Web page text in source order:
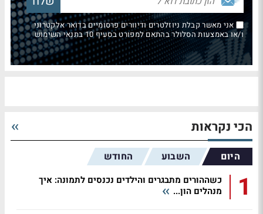
אני מאשר קבלת ניוזלטרים ודיוורים פרסומיים בדואר אלקטרוני
ו/או באמצעות הסלולר בהתאם למפורט בסעיף 10 בתנאי השימוש
הכי נקראות
היום השבוע החודש
1
כשההורים מתבגרים והילדים נכנסים לתמונה: איך
מנהלים הון...